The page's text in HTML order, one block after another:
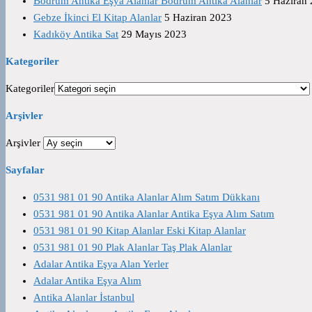
Gebze İkinci El Kitap Alanlar 5 Haziran 2023
Kadıköy Antika Sat 29 Mayıs 2023
Kategoriler
Kategoriler
Arşivler
Arşivler
Sayfalar
0531 981 01 90 Antika Alanlar Alım Satım Dükkanı
0531 981 01 90 Antika Alanlar Antika Eşya Alım Satım
0531 981 01 90 Kitap Alanlar Eski Kitap Alanlar
0531 981 01 90 Plak Alanlar Taş Plak Alanlar
Adalar Antika Eşya Alan Yerler
Adalar Antika Eşya Alım
Antika Alanlar İstanbul